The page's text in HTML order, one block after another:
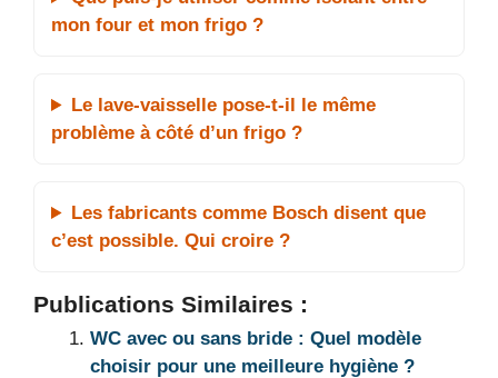
mon four et mon frigo ?
Le lave-vaisselle pose-t-il le même
problème à côté d’un frigo ?
Les fabricants comme Bosch disent que
c’est possible. Qui croire ?
Publications Similaires :
WC avec ou sans bride : Quel modèle
choisir pour une meilleure hygiène ?